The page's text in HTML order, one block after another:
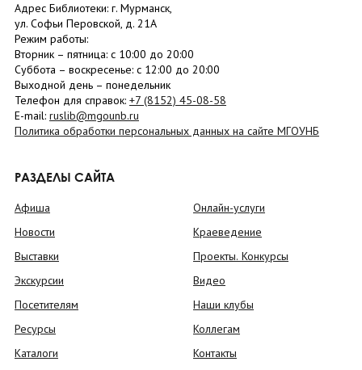
Адрес Библиотеки: г. Мурманск,
ул. Софьи Перовской, д. 21А
Режим работы:
Вторник – пятница: с 10:00 до 20:00
Суббота – воскресенье: c 12:00 до 20:00
Выходной день – понедельник
Телефон для справок: +7 (8152) 45-08-58
E-mail: ruslib@mgounb.ru
Политика обработки персональных данных на сайте МГОУНБ
РАЗДЕЛЫ САЙТА
Афиша
Новости
Выставки
Экскурсии
Посетителям
Ресурсы
Каталоги
Онлайн-услуги
Краеведение
Проекты. Конкурсы
Видео
Наши клубы
Коллегам
Контакты